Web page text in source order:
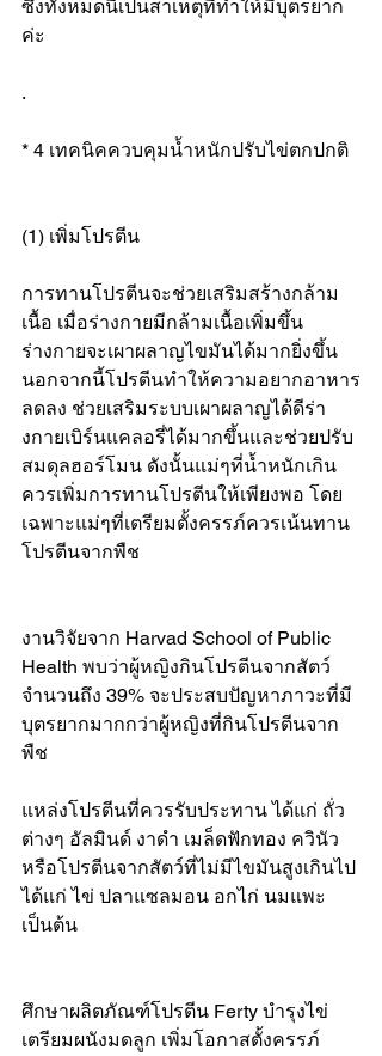
ซึ่งทั้งหมดนี้เป็นสาเหตุที่ทำให้มีบุตรยาก
ค่ะ
.
* 4 เทคนิคควบคุมน้ำหนักปรับไข่ตกปกติ
(1) เพิ่มโปรตีน
การทานโปรตีนจะช่วยเสริมสร้างกล้าม
เนื้อ เมื่อร่างกายมีกล้ามเนื้อเพิ่มขึ้น
ร่างกายจะเผาผลาญไขมันได้มากยิ่งขึ้น
นอกจากนี้โปรตีนทำให้ความอยากอาหาร
ลดลง ช่วยเสริมระบบเผาผลาญได้ดีร่า
งกายเบิร์นแคลอรี่ได้มากขึ้นและช่วยปรับ
สมดุลฮอร์โมน ดังนั้นแม่ๆที่น้ำหนักเกิน
ควรเพิ่มการทานโปรตีนให้เพียงพอ โดย
เฉพาะแม่ๆที่เตรียมตั้งครรภ์ควรเน้นทาน
โปรตีนจากพืช
งานวิจัยจาก Harvad School of Public
Health พบว่าผู้หญิงกินโปรตีนจากสัตว์
จำนวนถึง 39% จะประสบปัญหาภาวะที่มี
บุตรยากมากกว่าผู้หญิงที่กินโปรตีนจาก
พืช
แหล่งโปรตีนที่ควรรับประทาน ได้แก่ ถั่ว
ต่างๆ อัลมินด์ งาดำ เมล็ดฟักทอง ควินัว
หรือโปรตีนจากสัตว์ที่ไม่มีไขมันสูงเกินไป
ได้แก่ ไข่ ปลาแซลมอน อกไก่ นมแพะ
เป็นต้น
ศึกษาผลิตภัณฑ์โปรตีน Ferty บำรุงไข่
เตรียมผนังมดลูก เพิ่มโอกาสตั้งครรภ์